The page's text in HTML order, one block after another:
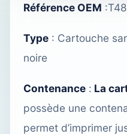
Référence OEM
Type : Cartouche
noire
Contenance : La
possède une
permet d’imprimer